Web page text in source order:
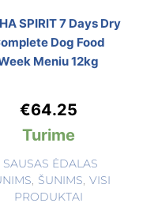
SPIRIT 7 Days Dry
Dog Food
Meniu 12kg
€64.25
Turime
SAUSAS ĖDALAS
ŠUNIMS VISI
PRODUKTAI